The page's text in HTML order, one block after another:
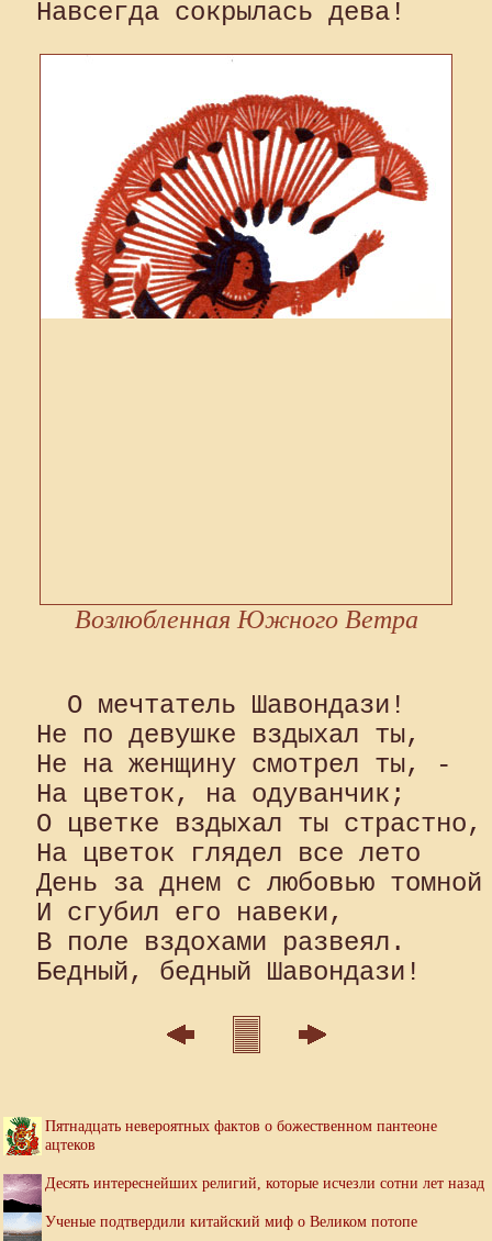
Возлюбленная Южного Ветра
  О мечтатель Шавондази!
Не по девушке вздыхал ты,
Не на женщину смотрел ты, -
На цветок, на одуванчик;
О цветке вздыхал ты
На цветок глядел все лето
День за днем с любовью
И сгубил его навеки,
В поле вздохами развеял.
Пятнадцать невероятных фактов о божественном пантеоне
ацтеков
Десять интереснейших религий, которые исчезли сотни лет назад
Ученые подтвердили китайский миф о Великом потопе